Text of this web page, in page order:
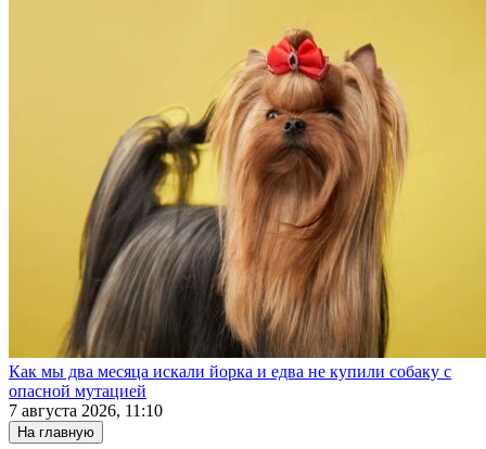
Как мы два месяца искали йорка и едва не купили собаку с
опасной мутацией
7 августа 2026, 11:10
На главную